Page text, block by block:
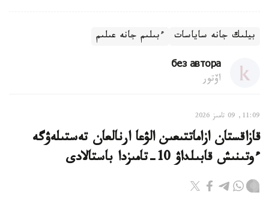
بيلىك جانە ساياسات ءبىلىم جانە عىلىم
без автора
اۆتور
11:09, 09 تامىز 2026
قازاقستان ازاماتتىعىن الۋعا ارنالعان تەستىلەۋگە
ءوتىنىش قابىلداۋ 10-تامىزدا باستالادى